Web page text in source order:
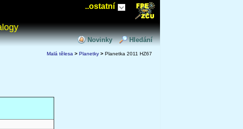
..ostatní
Novinky Hledání
Malá tělesa > Planetky > Planetka 2011 HZ67